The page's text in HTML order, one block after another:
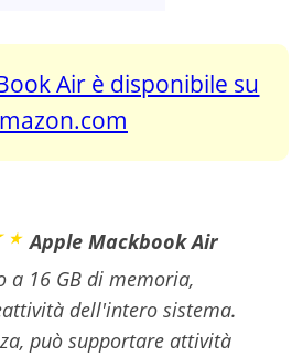
Air è disponibile su
Apple Mackbook Air
a 16 GB di memoria,
dell'intero sistema.
può supportare attività